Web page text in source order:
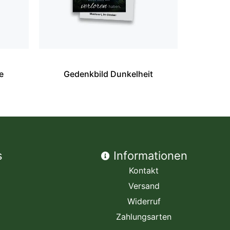
Gedenkbild Dunkelheit
Informationen
Kontakt
Versand
Widerruf
Zahlungsarten